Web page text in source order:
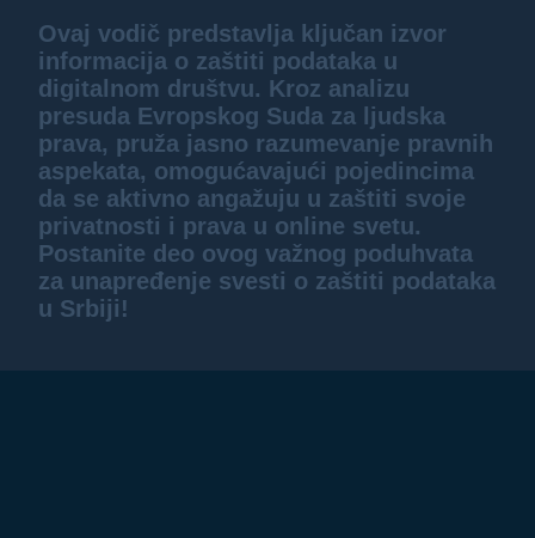
Ovaj vodič predstavlja ključan izvor
informacija o zaštiti podataka u
digitalnom društvu. Kroz analizu
presuda Evropskog Suda za ljudska
prava, pruža jasno razumevanje pravnih
aspekata, omogućavajući pojedincima
da se aktivno angažuju u zaštiti svoje
privatnosti i prava u online svetu.
Postanite deo ovog važnog poduhvata
za unapređenje svesti o zaštiti podataka
u Srbiji!